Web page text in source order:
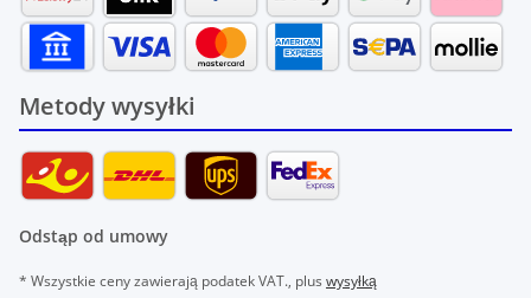
Metody wysyłki
Odstąp od umowy
* Wszystkie ceny zawierają podatek VAT., plus wysyłką